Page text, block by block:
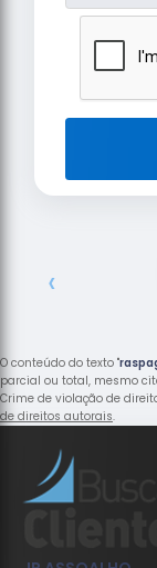
‹
O conteúdo do texto "
parcial ou total, mesmo
Crime de violação de
de direitos autorais.